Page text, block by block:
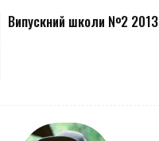
Випускний школи №2 2013